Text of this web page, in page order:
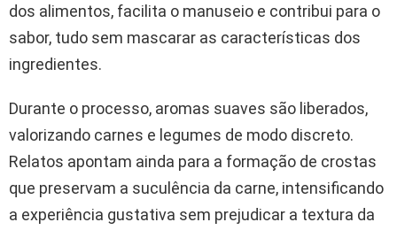
dos alimentos, facilita o manuseio e contribui para o
sabor, tudo sem mascarar as características dos
ingredientes.
Durante o processo, aromas suaves são liberados,
valorizando carnes e legumes de modo discreto.
Relatos apontam ainda para a formação de crostas
que preservam a suculência da carne, intensificando
a experiência gustativa sem prejudicar a textura da